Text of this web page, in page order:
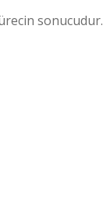
sonucudur.